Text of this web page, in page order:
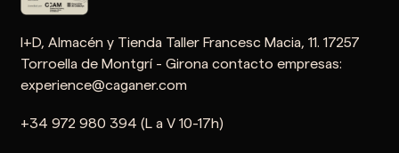
I+D, Almacén y Tienda Taller Francesc Macia, 11. 17257
Torroella de Montgrí - Girona contacto empresas:
experience@caganer.com
+34 972 980 394 (L a V 10-17h)